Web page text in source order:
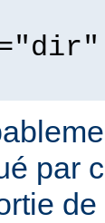
par
de